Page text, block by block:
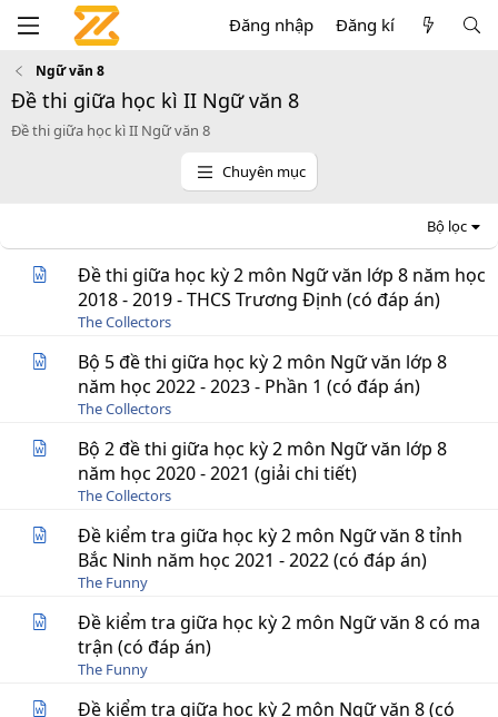
Đăng nhập Đăng kí
Ngữ văn 8
Đề thi giữa học kì II Ngữ văn 8
Đề thi giữa học kì II Ngữ văn 8
Chuyên mục
Bộ lọc
Đề thi giữa học kỳ 2 môn Ngữ văn lớp 8 năm học
2018 - 2019 - THCS Trương Định (có đáp án)
The Collectors
Bộ 5 đề thi giữa học kỳ 2 môn Ngữ văn lớp 8
năm học 2022 - 2023 - Phần 1 (có đáp án)
The Collectors
Bộ 2 đề thi giữa học kỳ 2 môn Ngữ văn lớp 8
năm học 2020 - 2021 (giải chi tiết)
The Collectors
Đề kiểm tra giữa học kỳ 2 môn Ngữ văn 8 tỉnh
Bắc Ninh năm học 2021 - 2022 (có đáp án)
The Funny
Đề kiểm tra giữa học kỳ 2 môn Ngữ văn 8 có ma
trận (có đáp án)
The Funny
Đề kiểm tra giữa học kỳ 2 môn Ngữ văn 8 (có